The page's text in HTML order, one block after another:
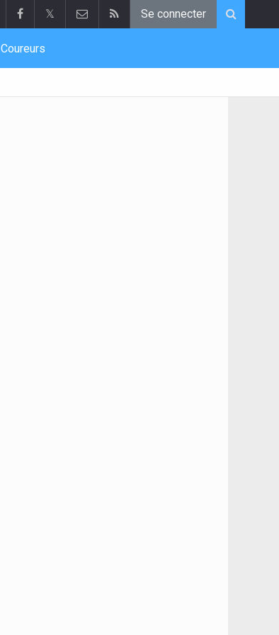
𝕏 Se connecter
Coureurs